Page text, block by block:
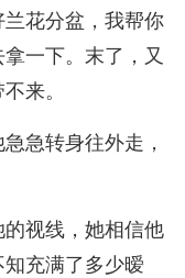
花分盆，我帮你
一下。末了，又
来。
急转身往外走，
视线，她相信他
充满了多少暧